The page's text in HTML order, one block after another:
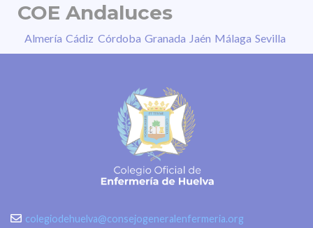
COE Andaluces
Almería Cádiz Córdoba Granada Jaén Málaga Sevilla
colegiodehuelva@consejogeneralenfermeria.org